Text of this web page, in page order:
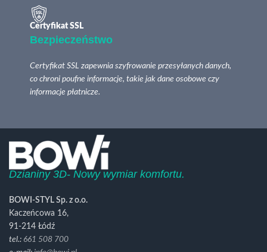
Certyfikat SSL
Bezpieczeństwo
Certyfikat SSL zapewnia szyfrowanie przesyłanych danych,
co chroni poufne informacje, takie jak dane osobowe czy
informacje płatnicze.
Dzianiny 3D- Nowy wymiar komfortu.
BOWI-STYL Sp. z o.o.
Kaczeńcowa 16,
91-214 Łódź
tel.: 661 508 700